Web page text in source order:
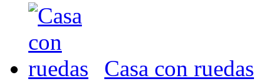
Casa con ruedas